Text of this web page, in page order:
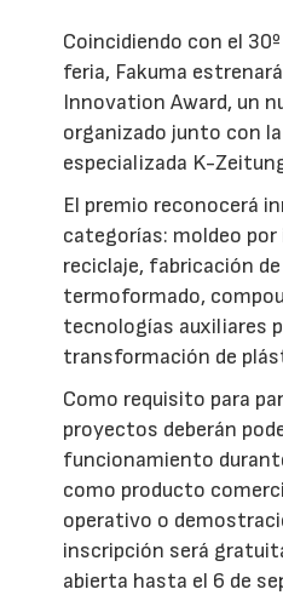
Coincidiendo con el
feria, Fakuma
Innovation Award, un
organizado junto con
especializada K-
El premio reconocerá
categorías: moldeo
reciclaje, fabricación
termoformado,
tecnologías auxiliares
transformación de
Como requisito para
proyectos deberán
funcionamiento
como producto
operativo o
inscripción será
abierta hasta el 6 de